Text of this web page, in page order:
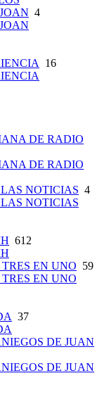
4
16
DE RADIO
DE RADIO
NOTICIAS 4
NOTICIAS
612
TRES EN UNO 59
TRES EN UNO
37
DE JUAN
DE JUAN